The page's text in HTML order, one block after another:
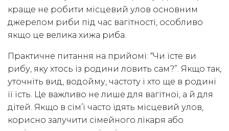
краще не робити місцевий улов основним
джерелом риби під час вагітності, особливо
якщо це велика хижа риба.
Практичне питання на прийомі: “Чи їсте ви
рибу, яку хтось із родини ловить сам?”. Якщо так,
уточніть вид, водойму, частоту і хто ще в родині
її їсть. Це важливо не лише для вагітної, а й для
дітей. Якщо в сім’ї часто їдять місцевий улов,
корисно залучити сімейного лікаря або